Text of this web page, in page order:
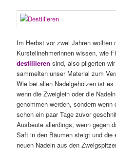
Im Herbst vor zwei Jahren wollten
Kursteilnehmerinnen wissen, wie
destillieren sind, also pilgerten
sammelten unser Material zum
Wie bei allen Nadelgehölzen ist
wenn die Zweiglein oder die
genommen werden, sondern
schon ein paar Tage zuvor
Ausbeute allerdings, wenn gegen
Saft in den Bäumen steigt und die
neuen Nadeln aus den